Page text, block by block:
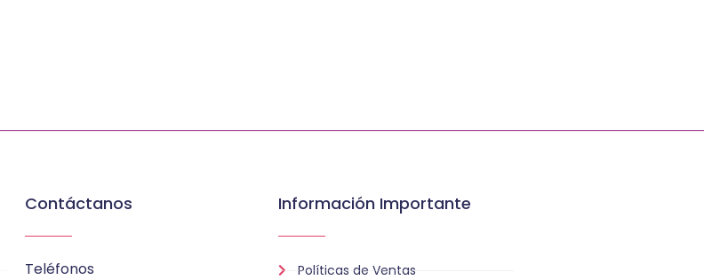
Contáctanos
Teléfonos
Información Importante
Políticas de Ventas